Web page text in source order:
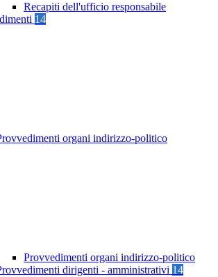
Recapiti dell'ufficio responsabile
14
organi indirizzo-politico
Provvedimenti organi indirizzo-politico
dirigenti - amministrativi 14